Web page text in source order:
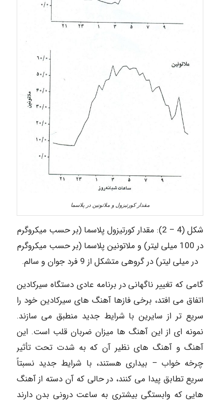
مقدار کورتیزول و ملاتونین در پلاسما
شکل (4 – 2): مقدار کورتیزول پلاسما (بر حسب میکروگرم
در 100 میلی لیتر) و ملاتونین پلاسما (بر حسب میکروگرم
در میلی لیتر) در گروهی متشکل از 9 فرد جوان و سالم.
گامی که تغییر ناگهانی در برنامه عادی دستگاه سیرکادین
اتفاق می افتد، برخی فازها آهنگ های سیرکادین خود را
سریع تر از سایرین با شرایط جدید منطبق می سازند.
نمونه ای از این آهنگ ها میزان ضربان قلب است. این
آهنگ و آهنگ های نظیر آن که به شدت تحت تأثیر
چرخه خواب – بیداری هستند، با شرایط جدید نسبتاً
سریع تطابق پیدا می کنند، در حالی که آن دسته از آهنگ
هایی که وابستگی بیشتری به ساعت درونی بدن دارند